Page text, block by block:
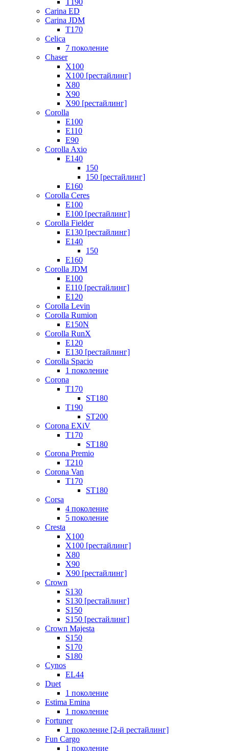
T190
Carina ED
Carina JDM
T170
Celica
7 поколение
Chaser
X100
X100 [рестайлинг]
X80
X90
X90 [рестайлинг]
Corolla
E100
E110
E90
Corolla Axio
E140
150
150 [рестайлинг]
E160
Corolla Ceres
E100
E100 [рестайлинг]
Corolla Fielder
E130 [рестайлинг]
E140
150
E160
Corolla JDM
E100
E110 [рестайлинг]
E120
Corolla Levin
Corolla Rumion
E150N
Corolla RunX
E120
E130 [рестайлинг]
Corolla Spacio
1 поколение
Corona
T170
ST180
T190
ST200
Corona EXiV
T170
ST180
Corona Premio
T210
Corona Van
T170
ST180
Corsa
4 поколение
5 поколение
Cresta
X100
X100 [рестайлинг]
X80
X90
X90 [рестайлинг]
Crown
S130
S130 [рестайлинг]
S150
S150 [рестайлинг]
Crown Majesta
S150
S170
S180
Cynos
EL44
Duet
1 поколение
Estima Emina
1 поколение
Fortuner
1 поколение [2-й рестайлинг]
Fun Cargo
1 поколение